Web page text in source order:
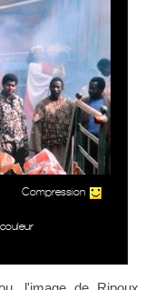
Compression